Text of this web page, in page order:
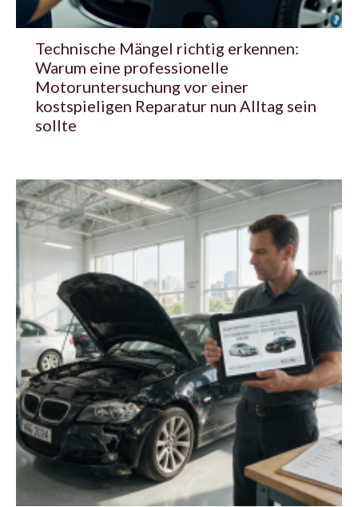
Technische Mängel richtig erkennen:
Warum eine professionelle
Motoruntersuchung vor einer
kostspieligen Reparatur nun Alltag sein
sollte